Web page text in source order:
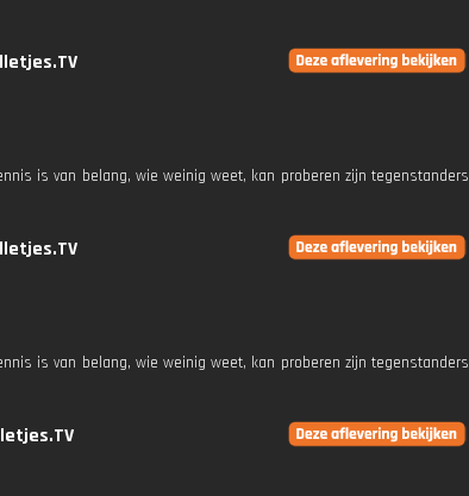
is van belang, wie weinig weet, kan proberen zijn tegenstanders
is van belang, wie weinig weet, kan proberen zijn tegenstanders